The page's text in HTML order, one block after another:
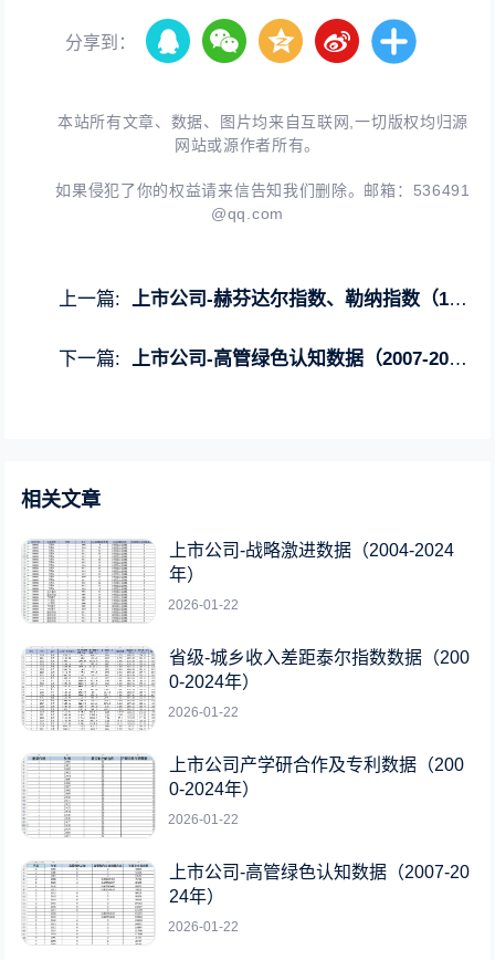
分享到：
本站所有文章、数据、图片均来自互联网,一切版权均归源
网站或源作者所有。
如果侵犯了你的权益请来信告知我们删除。邮箱： 536491
@qq.com
上一篇: 上市公司-赫芬达尔指数、勒纳指数（1999-2024年）
下一篇: 上市公司-高管绿色认知数据（2007-2024年）
相关文章
上市公司-战略激进数据（2004-2024
年）
2026-01-22
省级-城乡收入差距泰尔指数数据（200
0-2024年）
2026-01-22
上市公司产学研合作及专利数据（200
0-2024年）
2026-01-22
上市公司-高管绿色认知数据（2007-20
24年）
2026-01-22